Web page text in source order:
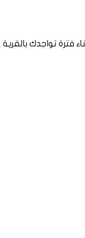
فترة تواجدك بالقرية